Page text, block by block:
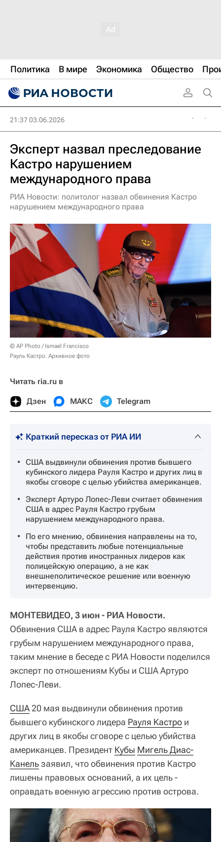
Политика В мире Экономика Общество
21:37 03.06.2026
Эксперт назвал преследование
Кастро нарушением
международного права
РИА Новости: политолог назвал обвинения Кастро
нарушением международного права
© AP Photo / Ismael Francisco
Рауль Кастро. Архивное фото
Читать ria.ru в
Дзен МАКС Telegram
Краткий пересказ от РИА ИИ
США выдвинули обвинения против бывшего
кубинского лидера Рауля Кастро и других лиц в
якобы сговоре с целью убийства американцев.
Эксперт Артуро Лопес-Леви считает обвинения
США в адрес Рауля Кастро грубым
нарушением международного права.
По его мнению, обвинения направлены на то,
чтобы представить любые потенциальные
действия против иностранных лидеров как
полицейскую операцию, а не как
внешнеполитическое решение или военную
интервенцию.
МОНТЕВИДЕО, 3 июн - РИА Новости.
Обвинения США в адрес Рауля Кастро являются
грубым нарушением международного права,
таким мнение в беседе с РИА Новости поделился
эксперт по отношениям Кубы и США Артуро
Лопес-Леви.
США 20 мая выдвинули обвинения против
бывшего кубинского лидера Рауля Кастро и
других лиц в якобы сговоре с целью убийства
американцев. Президент Кубы Мигель Диас-
Канельзаявил, что обвинения против Кастро
лишены правовых оснований, а их цель -
оправдать военную агрессию против острова.